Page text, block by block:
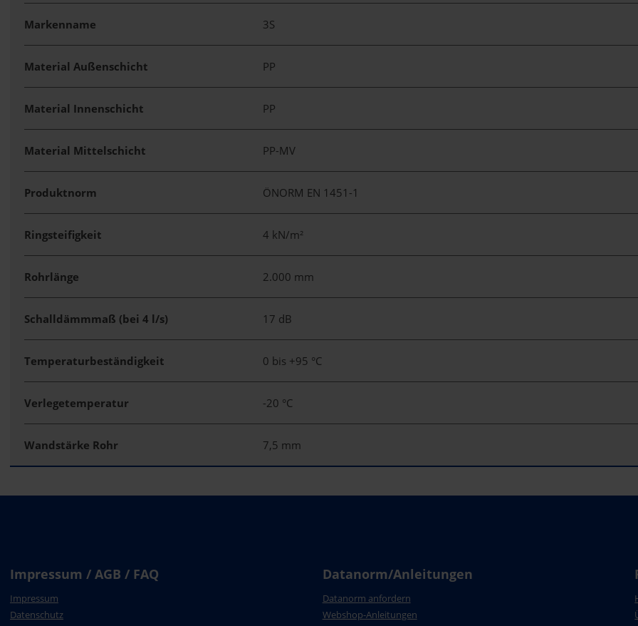
Markenname 3S
Material Außenschicht PP
Material Innenschicht PP
Material Mittelschicht PP-MV
Produktnorm ÖNORM EN 1451-1
Ringsteifigkeit 4 kN/m²
Rohrlänge 2.000 mm
Schalldämmmaß (bei 4 l/s) 17 dB
Temperaturbeständigkeit 0 bis +95 °C
Verlegetemperatur -20 °C
Wandstärke Rohr 7,5 mm
Impressum / AGB / FAQ
Impressum
Datenschutz
Datanorm/Anleitungen
Datanorm anfordern
Webshop-Anleitungen